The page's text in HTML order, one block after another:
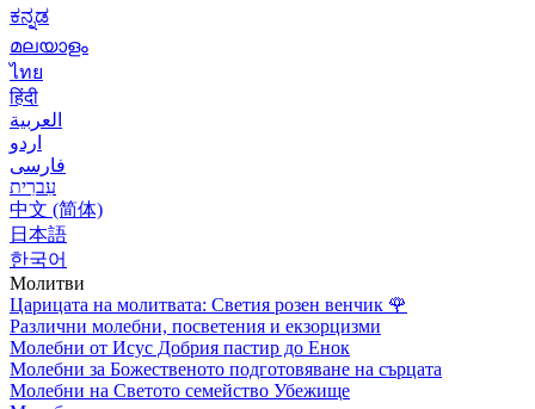
ಕನ್ನಡ
മലയാളം
ไทย
हिंदी
العربية
اردو
فارسی
עִברִית
中文 (简体)
日本語
한국어
Молитви
Царицата на молитвата: Светия розен венчик 🌹
Различни молебни, посветения и екзорцизми
Молебни от Исус Добрия пастир до Енок
Молебни за Божественото подготовяване на сърцата
Молебни на Светото семейство Убежище